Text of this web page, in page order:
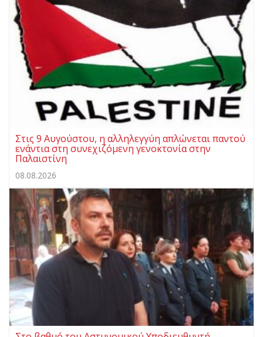
Στις 9 Αυγούστου, η αλληλεγγύη απλώνεται παντού
ενάντια στη συνεχιζόμενη γενοκτονία στην
Παλαιστίνη
08.08.2026